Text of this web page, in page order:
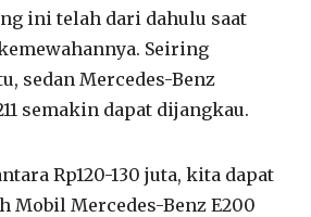
ini telah dari dahulu saat
Seiring
sedan Mercedes-Benz
semakin dapat dijangkau.
Rp120-130 juta, kita dapat
Mobil Mercedes-Benz E200